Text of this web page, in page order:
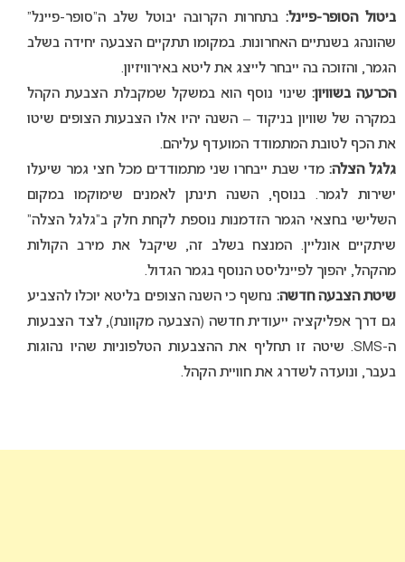
ביטול הסופר-פיינל: בתחרות הקרובה יבוטל שלב ה”סופר-פיינל”
שהונהג בשנתיים האחרונות. במקומו תתקיים הצבעה יחידה בשלב
הגמר, והזוכה בה ייבחר לייצג את ליטא באירוויזיון.
הכרעה בשוויון: שינוי נוסף הוא במשקל שמקבלת הצבעת הקהל
במקרה של שוויון בניקוד – השנה יהיו אלו הצבעות הצופים שיטו
את הכף לטובת המתמודד המועדף עליהם.
גלגל הצלה: מדי שבת ייבחרו שני מתמודדים מכל חצי גמר שיעלו
ישירות לגמר. בנוסף, השנה תינתן לאמנים שימוקמו במקום
השלישי בחצאי הגמר הזדמנות נוספת לקחת חלק ב”גלגל הצלה”
שיתקיים אונליין. המנצח בשלב זה, שיקבל את מירב הקולות
מהקהל, יהפוך לפיינליסט הנוסף בגמר הגדול.
שיטת הצבעה חדשה: נחשף כי השנה הצופים בליטא יוכלו להצביע
גם דרך אפליקציה ייעודית חדשה (הצבעה מקוונת), לצד הצבעות
ה-SMS. שיטה זו תחליף את ההצבעות הטלפוניות שהיו נהוגות
בעבר, ונועדה לשדרג את חוויית הקהל.